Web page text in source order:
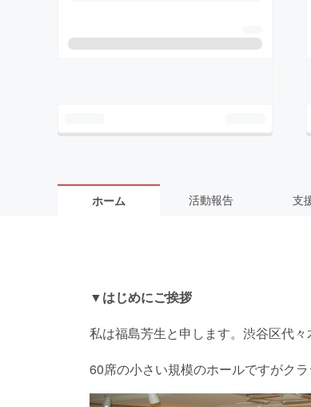
ホーム 活動報告 支
▼はじめにご挨拶
私は福島芳生と申します。渋谷区代
60席の小さい規模のホールですがク